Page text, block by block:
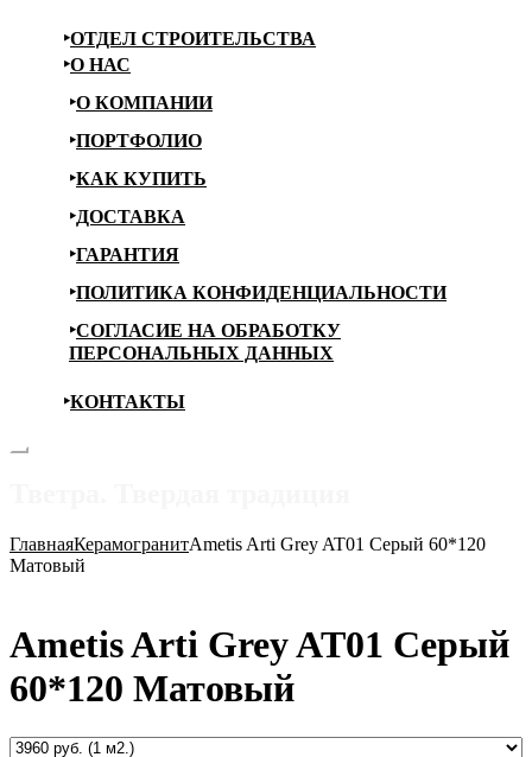
ОТДЕЛ СТРОИТЕЛЬСТВА
О НАС
О КОМПАНИИ
ПОРТФОЛИО
КАК КУПИТЬ
ДОСТАВКА
ГАРАНТИЯ
ПОЛИТИКА КОНФИДЕНЦИАЛЬНОСТИ
СОГЛАСИЕ НА ОБРАБОТКУ
ПЕРСОНАЛЬНЫХ ДАННЫХ
КОНТАКТЫ
ГлавнаяКерамогранитAmetis Arti Grey AT01 Серый 60*120
Матовый
Ametis Arti Grey AT01 Серый
60*120 Матовый